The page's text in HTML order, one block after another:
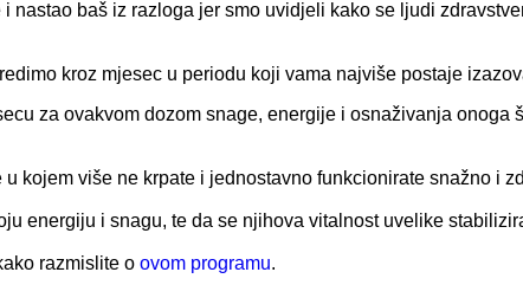
i nastao baš iz razloga jer smo uvidjeli kako se ljudi
kroz mjesec u periodu koji vama najviše postaje
za ovakvom dozom snage, energije i osnaživanja onoga
kojem više ne krpate i jednostavno funkcionirate snažno i
energiju i snagu, te da se njihova vitalnost uvelike
razmislite o ovom programu.